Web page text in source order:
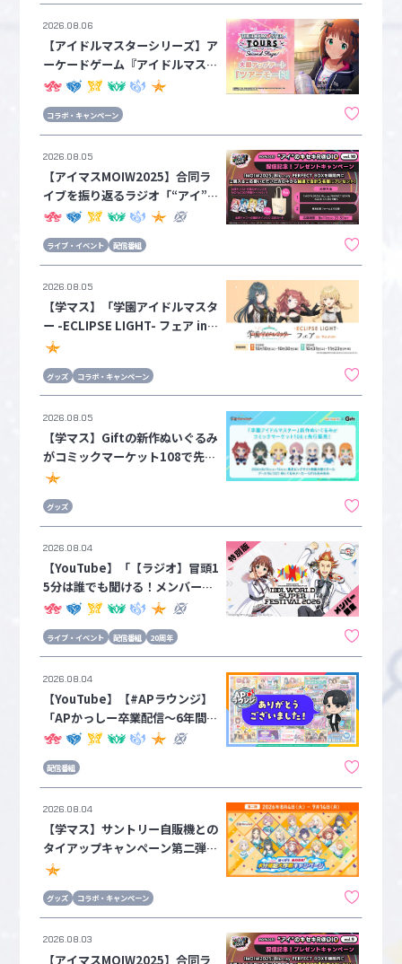
【アイドルマスターシリーズ】ア
ーケードゲーム『アイドルマスタ
ー TOURS』大型アップデート！
ートし、「ツアーモード」やオリ
ジナル楽曲『→→→SP』が登
場！
コラボ・キャンペーン
2026.08.06
【アイマスMOIW2025】合同ラ
イブを振り返るラジオ「“アイ”の
キセキR@DIO vol.10」の配信を
たるプレゼントキャンペーンを開
催！
ライブ・イベント 配信番組
2026.08.05
【学マス】「学園アイドルマスタ
ー -ECLIPSE LIGHT- フェア in
アニメイト」が開催決定！
グッズ コラボ・キャンペーン
2026.08.05
【学マス】Giftの新作ぬいぐるみ
がコミックマーケット108で先行
販売決定！
グッズ
2026.08.05
【YouTube】「【ラジオ】冒頭1
5分は誰でも聞ける！メンバー限
定IWSF2026特別配信」配信のお
ネル】
ライブ・イベント 配信番組 20周年
2026.08.04
【YouTube】【#APラウンジ】
「APかっしー卒業配信〜6年間あ
りがとうございました！〜」配信
ャンネル】
配信番組
2026.08.04
【学マス】サントリー自販機との
タイアップキャンペーン第二弾が
本日8月4日(火)よりスタート！
グッズ コラボ・キャンペーン
2026.08.04
【アイマスMOIW2025】合同ラ
2026.08.03